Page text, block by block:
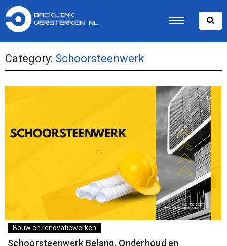
Category: Schoorsteenwerk
Bouw en renovatiewerken
Schoorsteenwerk Belang, Onderhoud en